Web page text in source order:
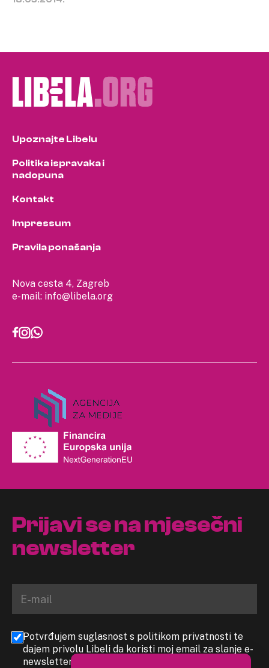
Nova cesta 4, Zagreb
e-mail: info@libela.org
Upoznajte Libelu
Politika ispravaka i
nadopuna
Kontakt
Impressum
Pravila ponašanja
Prijavi se na mjesečni
newsletter
Potvrđujem suglasnost s politikom privatnosti te
dajem privolu Libeli da koristi moj email za slanje e-
newslettera